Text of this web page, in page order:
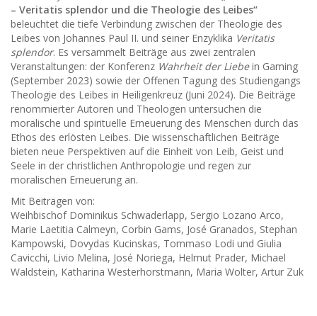
– Veritatis splendor und die Theologie des Leibes“
beleuchtet die tiefe Verbindung zwischen der Theologie des
Leibes von Johannes Paul II. und seiner Enzyklika Veritatis
splendor. Es versammelt Beiträge aus zwei zentralen
Veranstaltungen: der Konferenz Wahrheit der Liebein Gaming
(September 2023) sowie der Offenen Tagung des Studiengangs
Theologie des Leibes in Heiligenkreuz (Juni 2024). Die Beiträge
renommierter Autoren und Theologen untersuchen die
moralische und spirituelle Erneuerung des Menschen durch das
Ethos des erlösten Leibes. Die wissenschaftlichen Beiträge
bieten neue Perspektiven auf die Einheit von Leib, Geist und
Seele in der christlichen Anthropologie und regen zur
moralischen Erneuerung an.
Mit Beiträgen von:
Weihbischof Dominikus Schwaderlapp, Sergio Lozano Arco,
Marie Laetitia Calmeyn, Corbin Gams, José Granados, Stephan
Kampowski, Dovydas Kucinskas, Tommaso Lodi und Giulia
Cavicchi, Livio Melina, José Noriega, Helmut Prader, Michael
Waldstein, Katharina Westerhorstmann, Maria Wolter, Artur Zuk